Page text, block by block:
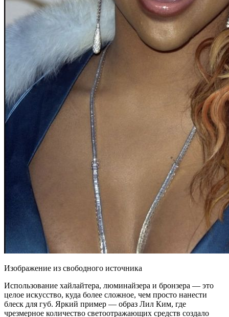
Изображение из свободного источника
Использование хайлайтера, люминайзера и бронзера — это
целое искусство, куда более сложное, чем просто нанести
блеск для губ. Яркий пример — образ Лил Ким, где
чрезмерное количество светоотражающих средств создало